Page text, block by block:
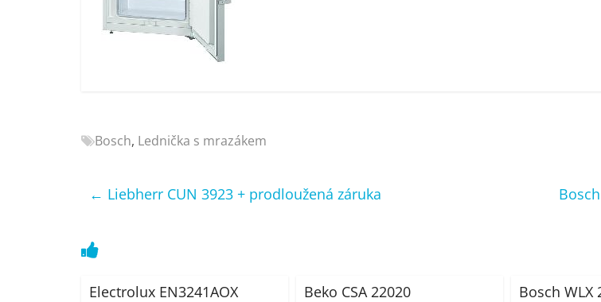
recenze,
pračky,
kávovary,
bazény
Bosch, Lednička s mrazákem
← Liebherr CUN 3923 + prodloužená záruka
Electrolux EN3241AOX Beko CSA 22020 Bosch WLX